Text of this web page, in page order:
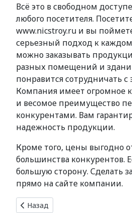
Всё это в свободном
любого посетителя.
www.nicstroy.ru и вы
серьезный подход к
можно заказывать
разных помещений и
понравится сотрудничать
Компания имеет огромное
и весомое преимущество
конкурентами. Вам
надежность продукции.
Кроме того, цены выгодно
большинства конкурентов.
большую сторону. Сделать
прямо на сайте компании.
Предыдущий: Немецкие окна
Назад